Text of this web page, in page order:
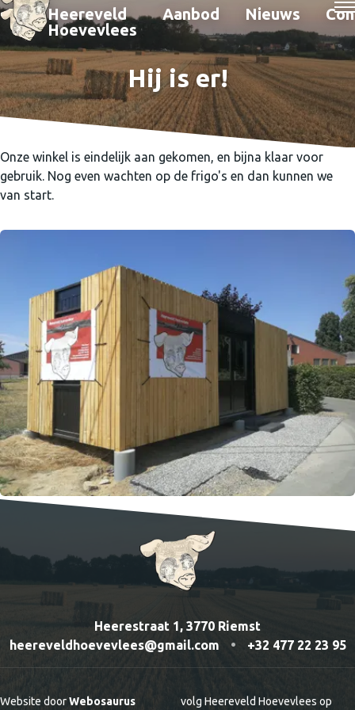
Heereveld
Hoevevlees
Aanbod Nieuws
Hij is er!
Onze winkel is eindelijk aan gekomen, en bijna klaar voor
gebruik. Nog even wachten op de frigo's en dan kunnen we
van start.
Heerestraat 1, 3770 Riemst
heereveldhoevevlees@gmail.com
• +32 477 22 23 95
volg Heereveld Hoevevlees op
Website doorWebosaurus